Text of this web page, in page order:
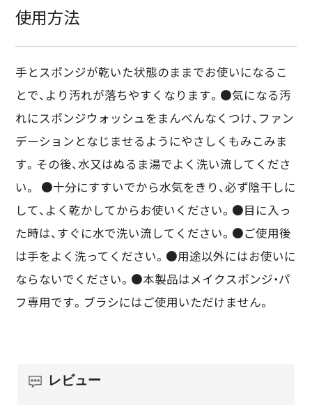
使用方法
手とスポンジが乾いた状態のままでお使いになるこ
とで、より汚れが落ちやすくなります。●気になる汚
れにスポンジウォッシュをまんべんなくつけ、ファン
デーションとなじませるようにやさしくもみこみま
す。その後、水又はぬるま湯でよく洗い流してくださ
い。 ●十分にすすいでから水気をきり、必ず陰干しに
して、よく乾かしてからお使いください。●目に入っ
た時は、すぐに水で洗い流してください。●ご使用後
は手をよく洗ってください。●用途以外にはお使いに
ならないでください。●本製品はメイクスポンジ・パ
フ専用です。ブラシにはご使用いただけません。
レビュー